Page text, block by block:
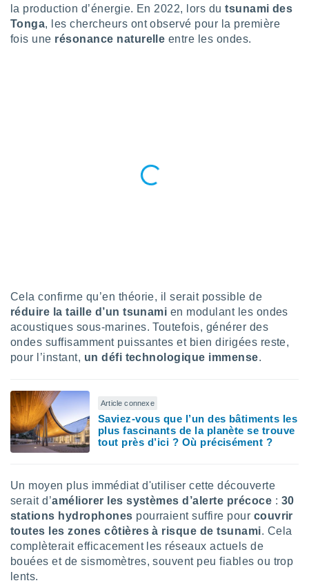
web.
nos
des
profils
des
des
les
le
ou
la production d’énergie. En 2022, lors dutsunami des
Tonga, les chercheurs ont observé pour la première
fois une résonance naturelle entre les ondes.
Cela confirme qu’en théorie, il serait possible de
réduire la taille d’un tsunami en modulant les ondes
acoustiques sous-marines. Toutefois, générer des
ondes suffisamment puissantes et bien dirigées reste,
pour l’instant, un défi technologique immense.
Article connexe
Saviez-vous que l’un des bâtiments les
plus fascinants de la planète se trouve
tout près d’ici ? Où précisément ?
Un moyen plus immédiat d'utiliser cette découverte
serait d’améliorer les systèmes d’alerte précoce : 30
stations hydrophones pourraient suffire pour couvrir
toutes les zones côtières à risque de tsunami. Cela
complèterait efficacement les réseaux actuels de
bouées et de sismomètres, souvent peu fiables ou trop
lents.